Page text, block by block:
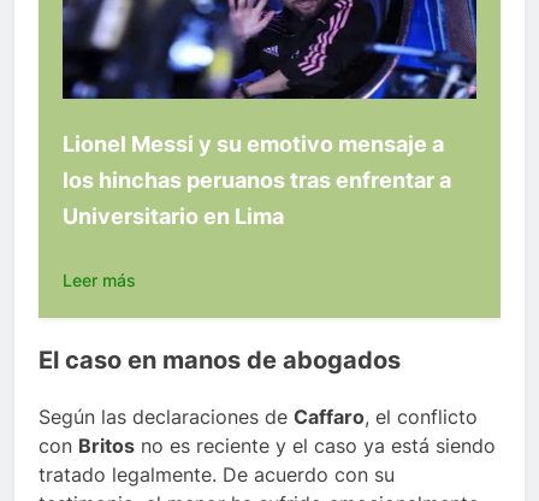
Lionel Messi y su emotivo mensaje a
los hinchas peruanos tras enfrentar a
Universitario en Lima
Leer más
El caso en manos de abogados
Según las declaraciones de Caffaro, el conflicto
con Britos no es reciente y el caso ya está siendo
tratado legalmente. De acuerdo con su